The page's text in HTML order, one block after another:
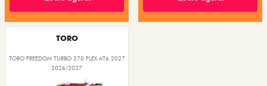
TORO
TORO FREEDOM TURBO 270 FLEX AT6 2027
2026/2027